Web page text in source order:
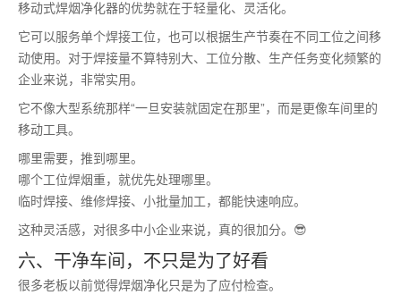
移动式焊烟净化器的优势就在于轻量化、灵活化。
它可以服务单个焊接工位，也可以根据生产节奏在不同工位之间移
动使用。对于焊接量不算特别大、工位分散、生产任务变化频繁的
企业来说，非常实用。
它不像大型系统那样“一旦安装就固定在那里”，而是更像车间里的
移动工具。
哪里需要，推到哪里。
哪个工位焊烟重，就优先处理哪里。
临时焊接、维修焊接、小批量加工，都能快速响应。
这种灵活感，对很多中小企业来说，真的很加分。😎
六、干净车间，不只是为了好看
很多老板以前觉得焊烟净化只是为了应付检查。